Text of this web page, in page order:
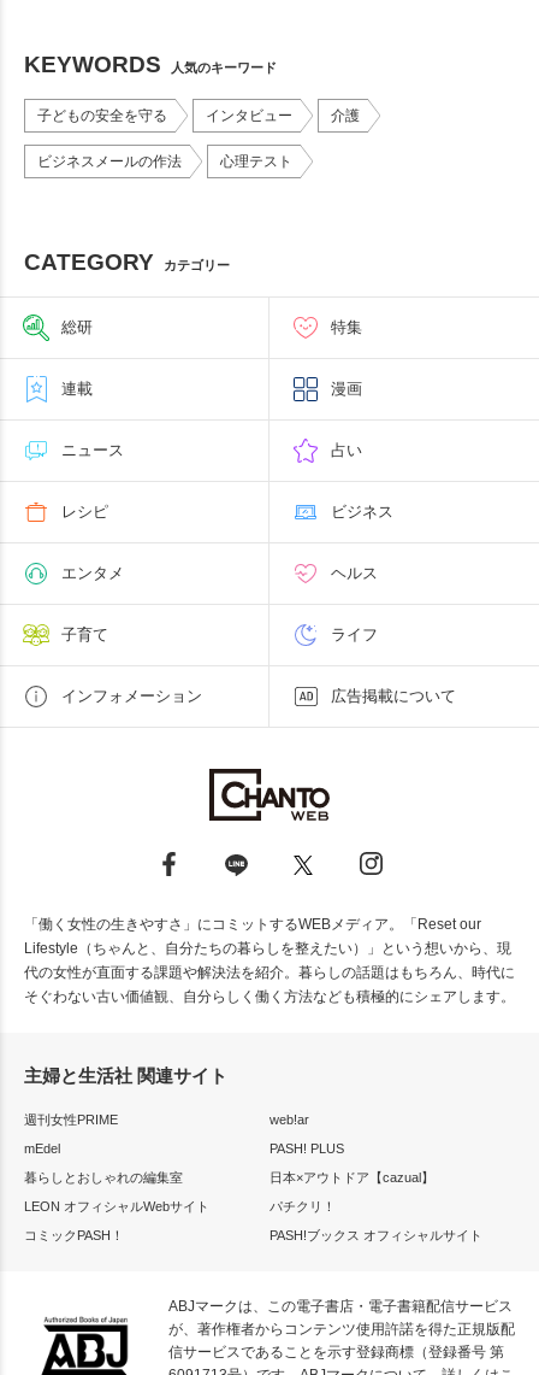
KEYWORDS 人気のキーワード
子どもの安全を守る インタビュー 介護
ビジネスメールの作法 心理テスト
CATEGORY カテゴリー
総研 特集
連載 漫画
ニュース 占い
レシピ ビジネス
エンタメ ヘルス
子育て ライフ
インフォメーション 広告掲載について
「働く女性の生きやすさ」にコミットするWEBメディア。「Reset our
Lifestyle（ちゃんと、自分たちの暮らしを整えたい）」という想いから、現
代の女性が直面する課題や解決法を紹介。暮らしの話題はもちろん、時代に
そぐわない古い価値観、自分らしく働く方法なども積極的にシェアします。
主婦と生活社 関連サイト
週刊女性PRIME
web!ar
mEdel
PASH! PLUS
暮らしとおしゃれの編集室
日本×アウトドア【cazual】
LEON オフィシャルWebサイト
パチクリ！
コミックPASH！
PASH!ブックス オフィシャルサイト
ABJマークは、この電子書店・電子書籍配信サービス
が、著作権者からコンテンツ使用許諾を得た正規版配
信サービスであることを示す登録商標（登録番号 第